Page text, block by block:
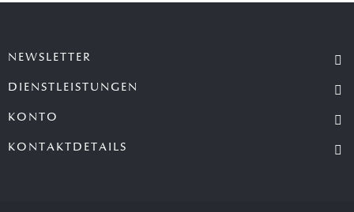
NEWSLETTER
DIENSTLEISTUNGEN
KONTO
KONTAKTDETAILS